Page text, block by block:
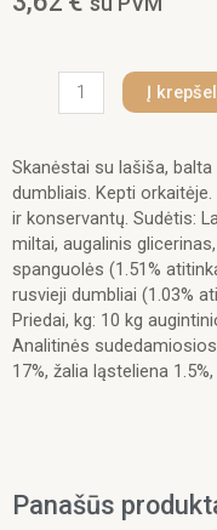
produkto
Superfood
užkandžiai
šunims
su
lašiša,
85
g
Į
Skanėstai su lašiša,
dumbliais. Kepti
ir konservantų. Sudėtis:
miltai, augalinis
spanguolės (1.51%
rusvieji dumbliai (1.03%
Priedai, kg: 10 kg
Analitinės
17%, žalia ląsteliena
Panašūs